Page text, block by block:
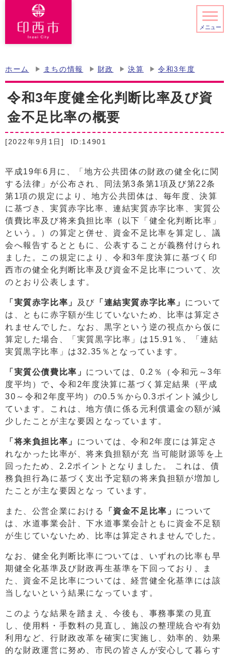
メニュー
ホーム まちの情報 財政 決算 令和3年度
令和3年度健全化判断比率及び資
金不足比率の概要
[2022年9月1日] ID:14901
平成19年6月に、「地方公共団体の財政の健全化に関
する法律」が公布され、同法第3条第1項及び第22条
第1項の規定により、地方公共団体は、毎年度、決算
に基づき、実質赤字比率、連結実質赤字比率、実質公
債費比率及び将来負担比率（以下「健全化判断比率」
という。）の算定と併せ、資金不足比率を算定し、議
会へ報告するとともに、公表することが義務付けられ
ました。この規定により、令和3年度決算に基づく印
西市の健全化判断比率及び資金不足比率について、次
のとおり公表します。
「実質赤字比率」 及び 「連結実質赤字比率」 について
は、ともに赤字額が生じていないため、比率は算定さ
れませんでした。なお、黒字という逆の視点から仮に
算定した場合、「実質黒字比率」は15.91％、「連結
実質黒字比率」は32.35％となっています。
「実質公債費比率」 については、0.2％（令和元～3年
度平均）で、 令和2年度決算に基づく算定結果（平成
30～令和2年度平均）の0.5％から0.3ポイント減少し
ています。これは、地方債に係る元利償還金の額が減
少したことが主な要因となっています。
「将来負担比率」 については、令和2年度には算定さ
れなかった比率が、将来負担額が充 当可能財源等を上
回ったため、2.2ポイントとなりました。 これは、債
務負担行為に基づく支出予定額の将来負担額が増加し
たことが主な要因となっ ています。
また、公営企業における 「資金不足比率」 について
は、水道事業会計、下水道事業会計ともに資金不足額
が生じていないため、比率は算定されませんでした。
なお、健全化判断比率については、いずれの比率も早
期健全化基準及び財政再生基準を下回っており、ま
た、資金不足比率については、経営健全化基準には該
当しないという結果になっています。
このような結果を踏まえ、今後も、事務事業の見直
し、使用料・手数料の見直し、施設の整理統合や有効
利用など、行財政改革を確実に実施し、効率的、効果
的な財政運営に努め、市民の皆さんが安心して暮らす